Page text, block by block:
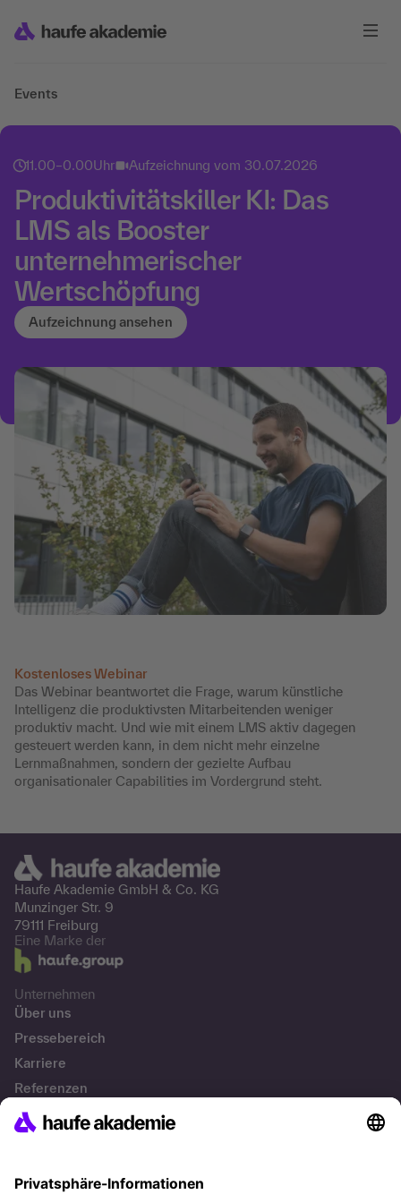
Events
11.00–0.00Uhr Aufzeichnung vom 30.07.2026
Produktivitätskiller KI: Das
LMS als Booster
unternehmerischer
Wertschöpfung
Aufzeichnung ansehen
Kostenloses Webinar
Das Webinar beantwortet die Frage, warum künstliche
Intelligenz die produktivsten Mitarbeitenden weniger
produktiv macht. Und wie mit einem LMS aktiv dagegen
gesteuert werden kann, in dem nicht mehr einzelne
Lernmaßnahmen, sondern der gezielte Aufbau
organisationaler Capabilities im Vordergrund steht.
Haufe Akademie GmbH & Co. KG
Munzinger Str. 9
79111 Freiburg
Eine Marke der
Unternehmen
Über uns
Pressebereich
Karriere
Referenzen
Soziale Verantwortung
Fakten
Persönliche Weiterbildung